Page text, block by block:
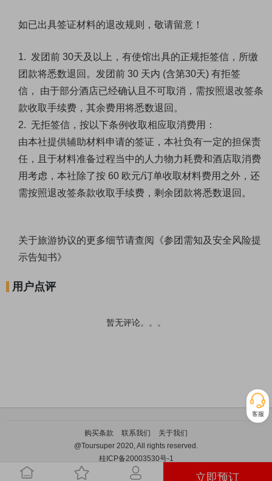
如已出具签证材料的退改规则，敬请留意！
1. 发团前 30天及 以上，有使馆出具的正规拒签信，所缴
团款将悉数退回。发团前 30 天内 (含第30天) 有拒签
信， 由于部分酒店已经确认且不可取消，需按照退改签条
款收取手续费，其余费用将悉数退回。
2. 无拒签信，按以下条例收取相应取消费用：
由本社提供辅助材料申请的签证，本社负有一定的担保责
任，且于材料准备过程当中的人力物力耗费和酒店取消费
用考虑，本社除了按 60 欧元/订单收取材料费用之外，还
需按照退改签条款收取手续费，剩余团款将悉数退回。
关于旅游协议的更多细节请查阅《参团需知及安全风险提
示告知书》
用户点评
暂无评论。。。
立即预订
客服
购买条款 联系我们
关于我们
@Toursuper 2020, All rights reserved.
桂ICP备20003530号-1